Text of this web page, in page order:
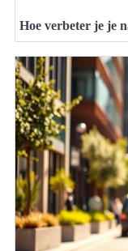
Hoe verbeter je je